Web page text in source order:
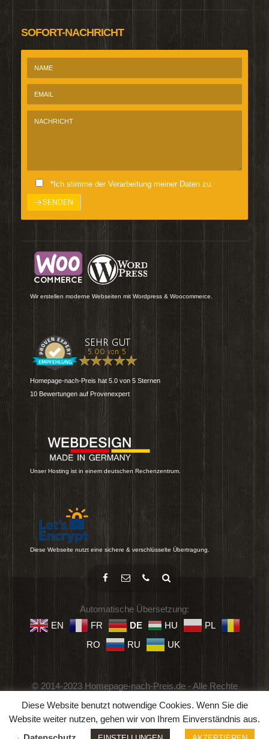
SOFORT-NACHRICHT
*Ich stimme der Verarbeitung meiner Daten zu.
Wir erstellen moderne Webseiten mit Wordpress & Woocommerce.
Homepage-nach-Preis hat 5.0 von 5 Sternen
10 Bewertungen auf Provenexpert
Unser Hosting ist in einem deutschen Rechenzentrum.
Diese Webseite nutzt eine sichere & verschlüsselte Übertragung.
Automatische Übersetzung:
EN
FR DE HU
PL
RO
RU UK
© 2014-2023 Homepage-nach-Preis.de - Alle Rechte
Geschäftsbedingungen
Diese Website benutzt notwendige Cookies. Wenn Sie die
Website weiter nutzen, gehen wir von Ihrem Einverständnis aus.